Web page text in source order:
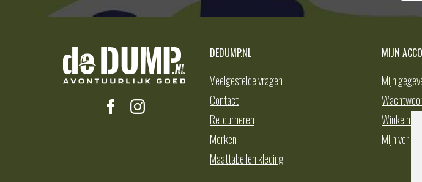
DEDUMP.NL
Veelgestelde vragen
Contact
Retourneren
Merken
Maattabellen kleding
MIJN
Mijn
Winkelmand
Mijn